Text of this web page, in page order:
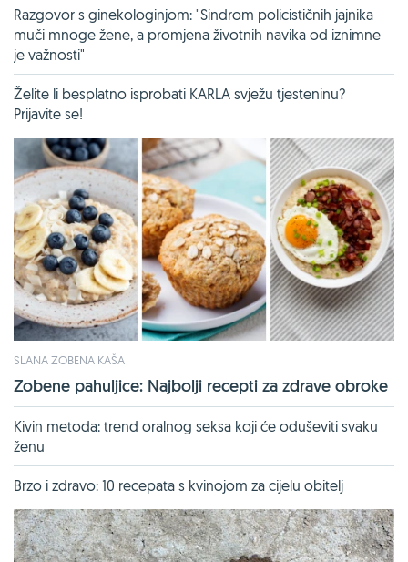
Razgovor s ginekologinjom: "Sindrom policističnih jajnika
muči mnoge žene, a promjena životnih navika od iznimne
je važnosti"
Želite li besplatno isprobati KARLA svježu tjesteninu?
Prijavite se!
SLANA ZOBENA KAŠA
Zobene pahuljice: Najbolji recepti za zdrave obroke
Kivin metoda: trend oralnog seksa koji će oduševiti svaku
ženu
Brzo i zdravo: 10 recepata s kvinojom za cijelu obitelj